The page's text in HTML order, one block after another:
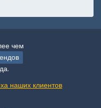
чем
наших клиентов